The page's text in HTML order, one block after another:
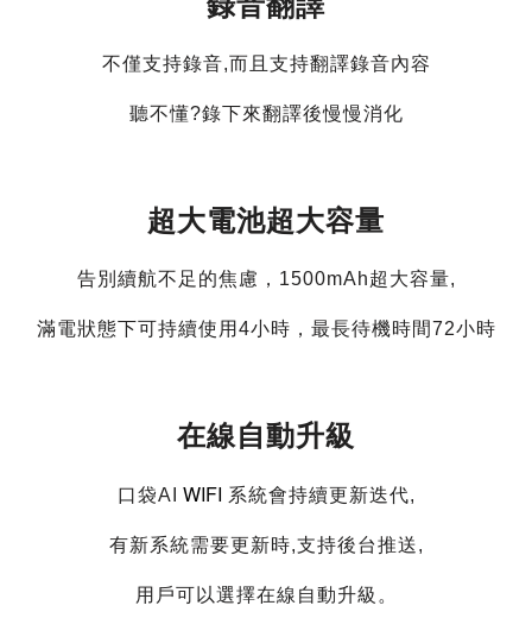
不僅支持錄音,而且支持翻譯錄音內容
聽不懂?錄下來翻譯後慢慢消化
超大電池超大容量
告別續航不足的焦慮，1500mAh超大容量,
滿電狀態下可持續使用4小時，最長待機時間72小時
在線自動升級
口袋AI WIFI 系統會持續更新迭代,
有新系統需要更新時,支持後台推送,
用戶可以選擇在線自動升級。